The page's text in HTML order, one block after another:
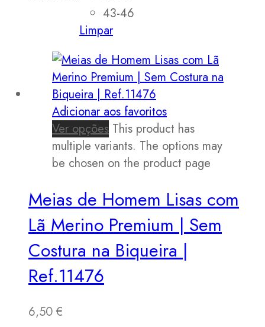
43-46
Limpar
Adicionar aos favoritos
Ver opções This product has
multiple variants. The options may
be chosen on the product page
Meias de Homem Lisas com
Lã Merino Premium | Sem
Costura na Biqueira |
Ref.11476
6,50 €